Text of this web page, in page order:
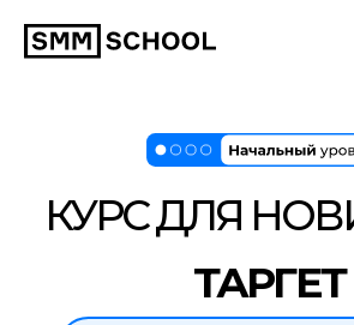
ТАРГЕТ
КУРС ДЛЯ НОВИЧКОВ: